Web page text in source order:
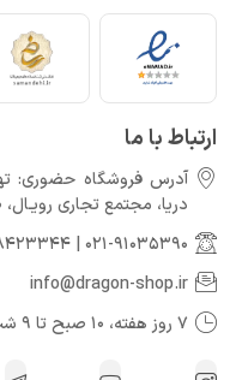
ارتباط با ما
آدرس فروشگاه حضوری:
دريا، مجتمع تجارى رويـال، طبقه اول،
021-91035390
info@dragon-shop.ir
7 روز هفته، 10 صبح تا 9 شب پاسخگوی شما عزیزان هستیم.